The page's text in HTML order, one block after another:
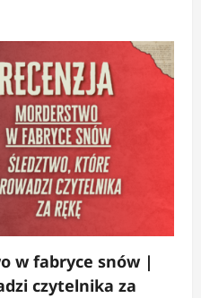
w fabryce snów |
czytelnika za